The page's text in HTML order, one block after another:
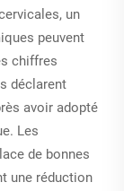
un
peuvent
chiffres
déclarent
avoir adopté
Les
de bonnes
une réduction